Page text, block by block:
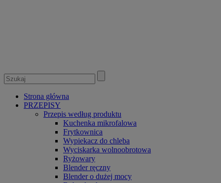
Strona główna
PRZEPISY
Przepis według produktu
Kuchenka mikrofalowa
Frytkownica
Wypiekacz do chleba
Wyciskarka wolnoobrotowa
Ryżowary
Blender ręczny
Blender o dużej mocy